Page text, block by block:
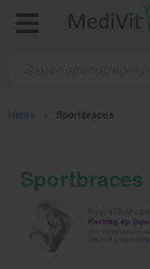
Home Sportbraces
Fysiotherapieproducten
Massage
Sportbraces